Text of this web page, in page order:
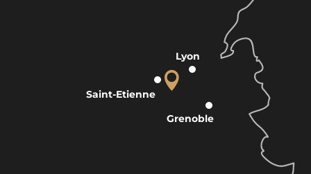
Lyon
Grenoble
Saint-Etienne